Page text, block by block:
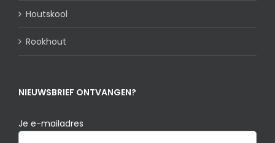
Houtskool
Rookhout
NIEUWSBRIEF ONTVANGEN?
Je e-mailadres